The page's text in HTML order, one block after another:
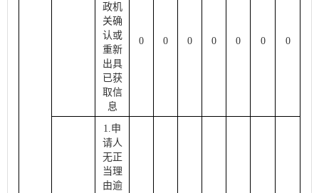
政机
关确
认或
重新
出具
已获
取信
息
0 0 0 0 0 0 0
1.申
请人
无正
当理
由逾